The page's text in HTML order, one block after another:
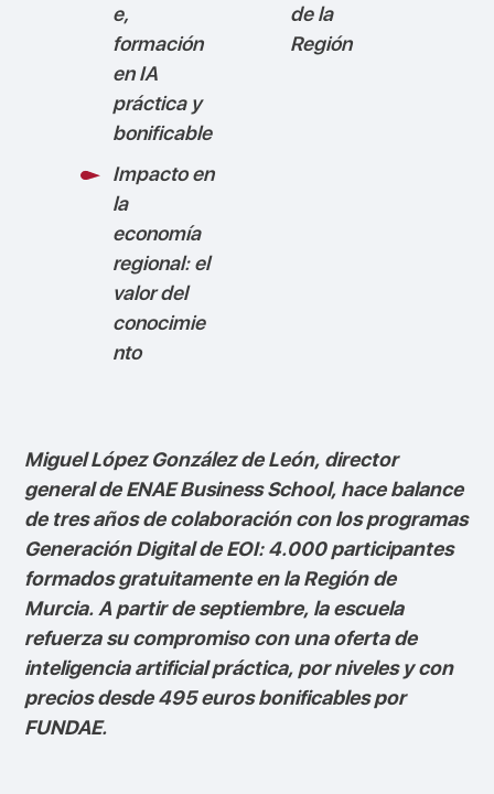
e,
formación
en IA
práctica y
bonificable
Impacto en
la
economía
regional: el
valor del
conocimie
nto
de la
Región
Miguel López González de León, director
general de ENAE Business School, hace balance
de tres años de colaboración con los programas
Generación Digital de EOI: 4.000 participantes
formados gratuitamente en la Región de
Murcia. A partir de septiembre, la escuela
refuerza su compromiso con una oferta de
inteligencia artificial práctica, por niveles y con
precios desde 495 euros bonificables por
FUNDAE.